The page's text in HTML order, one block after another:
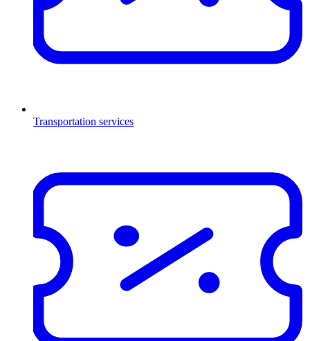
Transportation services